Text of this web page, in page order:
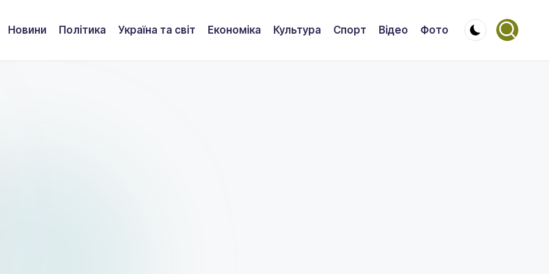
Новини Політика Україна та світ Економіка Культура Спорт Відео Фото